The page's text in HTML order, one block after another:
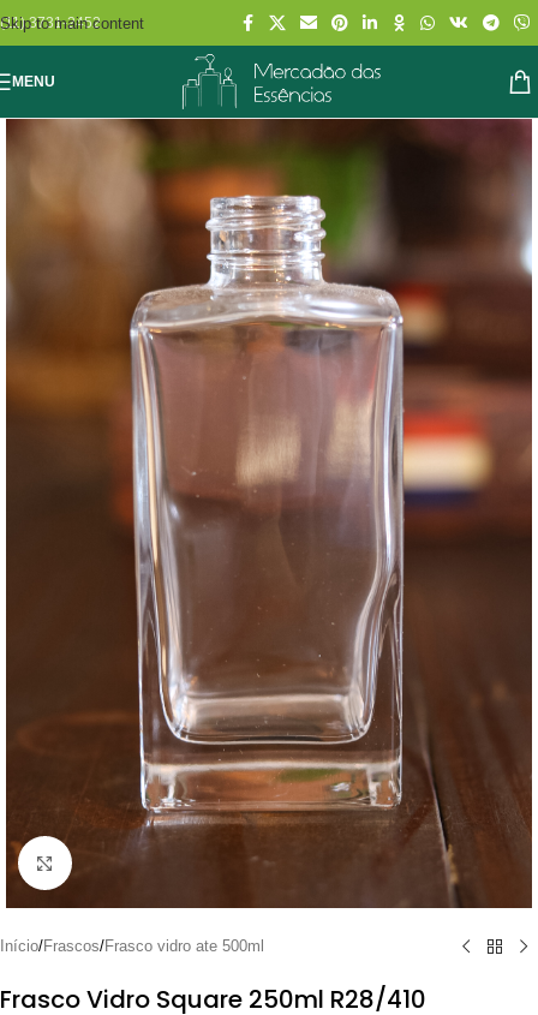
Skip to main content
(11) 3731-2452
MENU
Clique para ampliar
Início/Frascos/Frasco vidro ate 500ml
Frasco Vidro Square 250ml R28/410